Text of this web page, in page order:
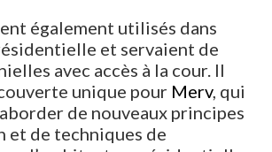
également utilisés dans
et servaient de
avec accès à la cour. Il
unique pour Merv, qui
de nouveaux principes
et de techniques de